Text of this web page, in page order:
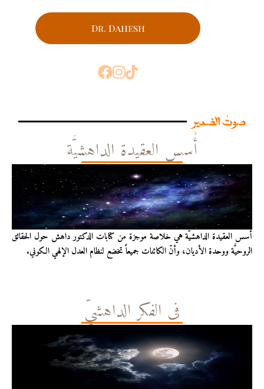
Dr. Dahesh
صوتُ الضمير
أُسس العقيدة الداهشيَّة
أُسس العقيدة الداهشيّة هي خلاصة موجزة من كتابات الدكتور داهش حول الحقائق
الروحيَّة ووحدة الأديان، وأنّ الكائنات جميعاً تخضع لنظام العدل الإلهي الكوني.
في الفكر الداهشيّ